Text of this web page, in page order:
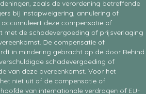
zoals de verordening betreffende
bij instapweigering, annulering of
deze compensatie of
met de schadevergoeding of prijsverlaging
De compensatie of
in mindering gebracht op de door Behind
schadevergoeding of
van deze overeenkomst. Voor het
niet uit of de compensatie of
van internationale verdragen of EU-